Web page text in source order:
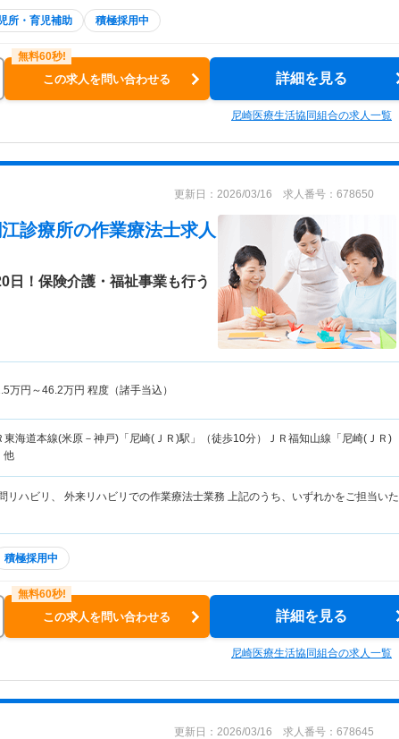
所・育児補助 積極採用中
この求人を問い合わせる 詳細を見る
尼崎医療生活協同組合の求人一覧
更新日：2026/03/16 求人番号：678650
診療所の作業療法士求人
日！保険介護・福祉事業も行う
万円～46.2万円 程度（諸手当込）
東海道本線(米原－神戸)「尼崎(ＪＲ)駅」（徒歩10分）ＪＲ福知山線「尼崎(ＪＲ)
他
リハビリ、 外来リハビリでの作業療法士業務 上記のうち、いずれかをご担当いた
積極採用中
この求人を問い合わせる 詳細を見る
尼崎医療生活協同組合の求人一覧
更新日：2026/03/16 求人番号：678645